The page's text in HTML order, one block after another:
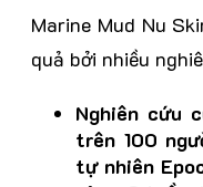
Marine Mud Nu
quả bởi nhiều
Nghiên cứu
trên 100
tự nhiên